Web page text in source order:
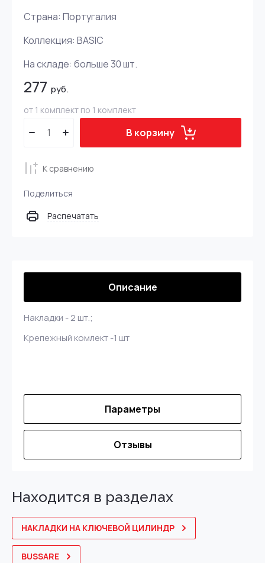
Страна: Португалия
Коллекция: BASIC
На складе: больше 30шт.
277 руб.
от 1 комплект по 1 комплект
В корзину
К сравнению
Поделиться
Распечатать
Описание
Накладки - 2 шт.;
Крепежный комлект -1 шт
Параметры
Отзывы
Находится в разделах
НАКЛАДКИ НА КЛЮЧЕВОЙ ЦИЛИНДР
BUSSARE